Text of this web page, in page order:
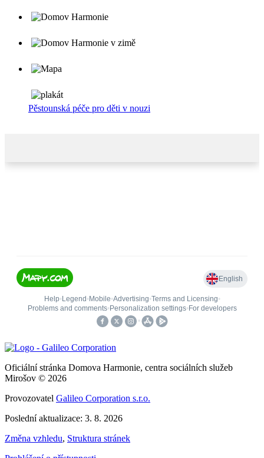
Pěstounská péče pro děti v nouzi
Oficiální stránka Domova Harmonie, centra sociálních služeb
Mirošov © 2026
Provozovatel Galileo Corporation s.r.o.
Poslední aktualizace: 3. 8. 2026
Změna vzhledu, Struktura stránek